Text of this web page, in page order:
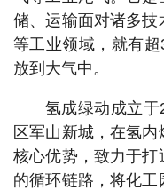
储、运输面对诸多
等工业领域，就有
放到大气中。
氢成绿动成立
区军山新城，在氢
核心优势，致力于
的循环链路，将化